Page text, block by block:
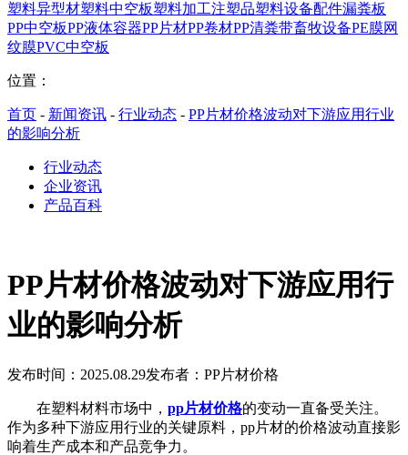
塑料异型材塑料中空板塑料加工注塑品塑料设备配件漏粪板
PP中空板PP液体容器PP片材PP卷材PP清粪带畜牧设备PE膜网
纹膜PVC中空板
位置：
首页 - 新闻资讯 - 行业动态 - PP片材价格波动对下游应用行业
的影响分析
行业动态
企业资讯
产品百科
PP片材价格波动对下游应用行
业的影响分析
发布时间：2025.08.29发布者：PP片材价格
在塑料材料市场中， pp片材价格的变动一直备受关注。
作为多种下游应用行业的关键原料，pp片材的价格波动直接影
响着生产成本和产品竞争力。